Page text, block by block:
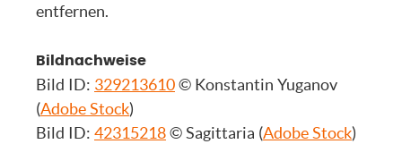
entfernen.
Bildnachweise
Bild ID: 329213610© Konstantin Yuganov
(Adobe Stock)
Bild ID: 42315218© Sagittaria (Adobe Stock)